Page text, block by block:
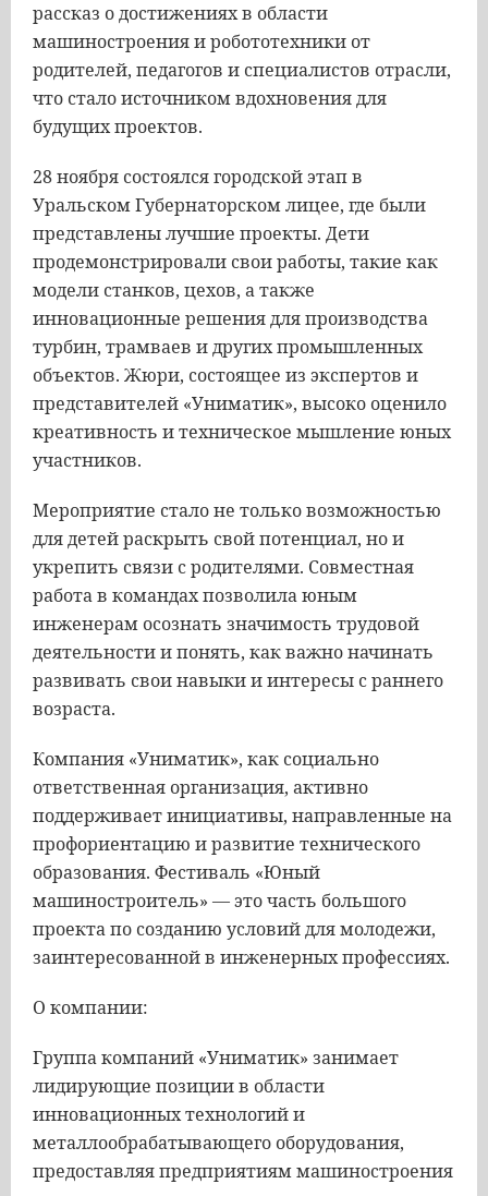
рассказ о достижениях в области
машиностроения и робототехники от
родителей, педагогов и специалистов отрасли,
что стало источником вдохновения для
будущих проектов.
28 ноября состоялся городской этап в
Уральском Губернаторском лицее, где были
представлены лучшие проекты. Дети
продемонстрировали свои работы, такие как
модели станков, цехов, а также
инновационные решения для производства
турбин, трамваев и других промышленных
объектов. Жюри, состоящее из экспертов и
представителей «Униматик», высоко оценило
креативность и техническое мышление юных
участников.
Мероприятие стало не только возможностью
для детей раскрыть свой потенциал, но и
укрепить связи с родителями. Совместная
работа в командах позволила юным
инженерам осознать значимость трудовой
деятельности и понять, как важно начинать
развивать свои навыки и интересы с раннего
возраста.
Компания «Униматик», как социально
ответственная организация, активно
поддерживает инициативы, направленные на
профориентацию и развитие технического
образования. Фестиваль «Юный
машиностроитель» — это часть большого
проекта по созданию условий для молодежи,
заинтересованной в инженерных профессиях.
О компании:
Группа компаний «Униматик» занимает
лидирующие позиции в области
инновационных технологий и
металлообрабатывающего оборудования,
предоставляя предприятиям машиностроения